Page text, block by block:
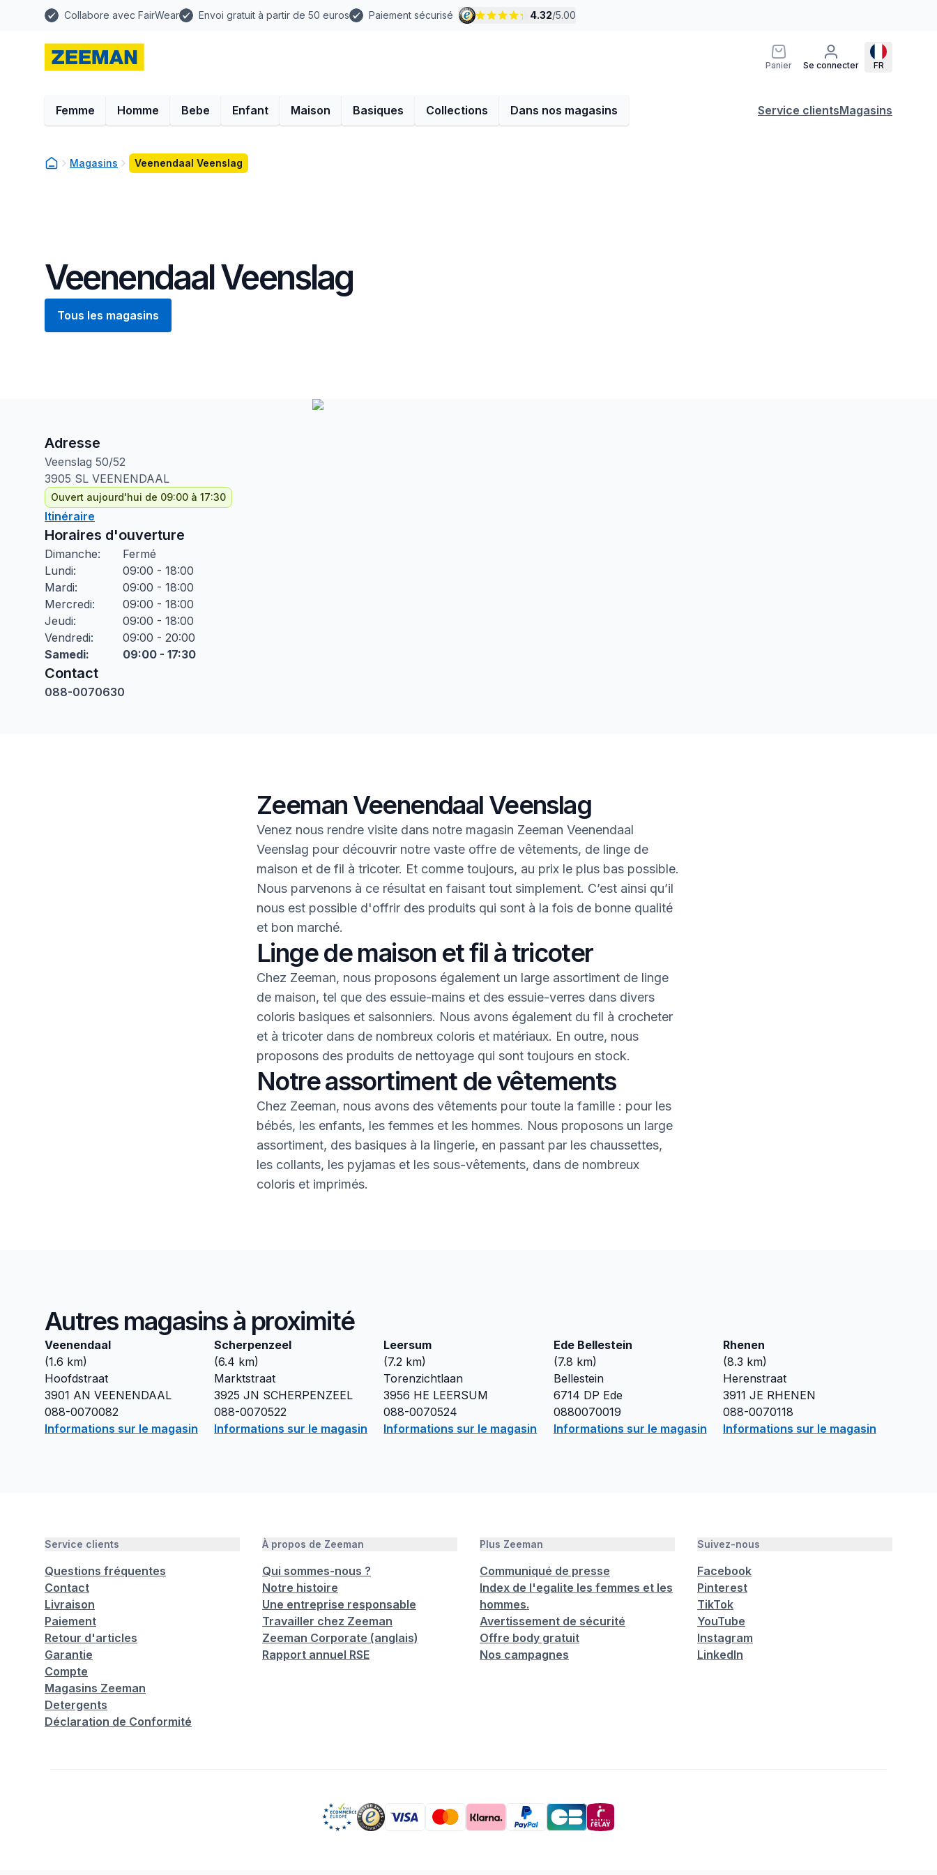
Collabore avec FairWear Envoi gratuit à partir de 50 euros Paiement sécurisé 4.32/5.00
Panier Se connecter FR
Femme Homme Bebe Enfant Maison Basiques Collections Dans nos magasins Service clientsMagasins
Magasins Veenendaal Veenslag
Veenendaal Veenslag
Tous les magasins
Adresse
Veenslag 50/52
3905 SL VEENENDAAL
Ouvert aujourd'hui de 09:00 à 17:30
Itinéraire
Horaires d'ouverture
Dimanche:
Fermé
Lundi:
09:00 - 18:00
Mardi:
09:00 - 18:00
Mercredi:
09:00 - 18:00
Jeudi:
09:00 - 18:00
Vendredi:
09:00 - 20:00
Samedi: 09:00 - 17:30
Contact
088-0070630
Zeeman Veenendaal Veenslag
Venez nous rendre visite dans notre magasin Zeeman Veenendaal
Veenslag pour découvrir notre vaste offre de vêtements, de linge de
maison et de fil à tricoter. Et comme toujours, au prix le plus bas possible.
Nous parvenons à ce résultat en faisant tout simplement. C’est ainsi qu’il
nous est possible d'offrir des produits qui sont à la fois de bonne qualité
et bon marché.
Linge de maison et fil à tricoter
Chez Zeeman, nous proposons également un large assortiment de linge
de maison, tel que des essuie-mains et des essuie-verres dans divers
coloris basiques et saisonniers. Nous avons également du fil à crocheter
et à tricoter dans de nombreux coloris et matériaux. En outre, nous
proposons des produits de nettoyage qui sont toujours en stock.
Notre assortiment de vêtements
Chez Zeeman, nous avons des vêtements pour toute la famille : pour les
bébés, les enfants, les femmes et les hommes. Nous proposons un large
assortiment, des basiques à la lingerie, en passant par les chaussettes,
les collants, les pyjamas et les sous-vêtements, dans de nombreux
coloris et imprimés.
Autres magasins à proximité
Veenendaal
(1.6 km)
Hoofdstraat
3901 AN VEENENDAAL
088-0070082
Informations sur le magasin
Scherpenzeel
(6.4 km)
Marktstraat
3925 JN SCHERPENZEEL
088-0070522
Informations sur le magasin
Leersum
(7.2 km)
Torenzichtlaan
3956 HE LEERSUM
088-0070524
Informations sur le magasin
Ede Bellestein
(7.8 km)
Bellestein
6714 DP Ede
0880070019
Informations sur le magasin
Rhenen
(8.3 km)
Herenstraat
3911 JE RHENEN
088-0070118
Informations sur le magasin
Service clients
Questions fréquentes
Contact
Livraison
Paiement
Retour d'articles
Garantie
Compte
Magasins Zeeman
Detergents
Déclaration de Conformité
À propos de Zeeman
Qui sommes-nous ?
Notre histoire
Une entreprise responsable
Travailler chez Zeeman
Zeeman Corporate (anglais)
Rapport annuel RSE
Plus Zeeman
Communiqué de presse
Index de l'egalite les femmes et les
hommes.
Avertissement de sécurité
Offre body gratuit
Nos campagnes
Suivez-nous
Facebook
Pinterest
TikTok
YouTube
Instagram
LinkedIn